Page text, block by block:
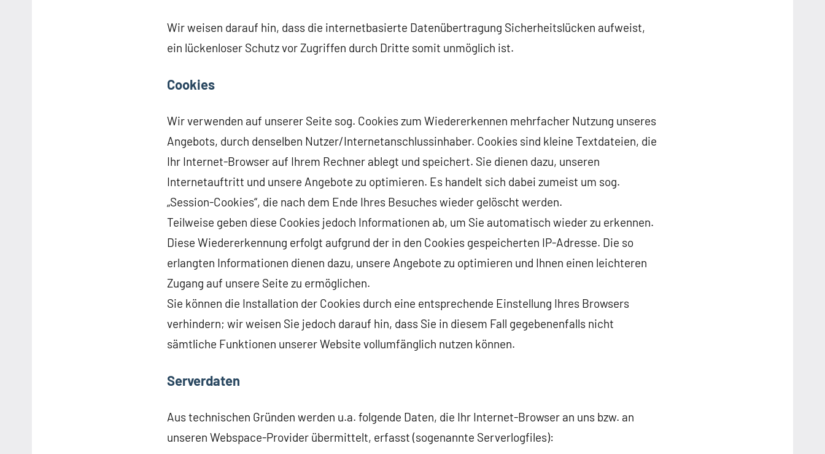
Wir weisen darauf hin, dass die internetbasierte Datenübertragung Sicherheitslücken aufweist,
ein lückenloser Schutz vor Zugriffen durch Dritte somit unmöglich ist.
Cookies
Wir verwenden auf unserer Seite sog. Cookies zum Wiedererkennen mehrfacher Nutzung unseres
Angebots, durch denselben Nutzer/Internetanschlussinhaber. Cookies sind kleine Textdateien, die
Ihr Internet-Browser auf Ihrem Rechner ablegt und speichert. Sie dienen dazu, unseren
Internetauftritt und unsere Angebote zu optimieren. Es handelt sich dabei zumeist um sog.
„Session-Cookies“, die nach dem Ende Ihres Besuches wieder gelöscht werden.
Teilweise geben diese Cookies jedoch Informationen ab, um Sie automatisch wieder zu erkennen.
Diese Wiedererkennung erfolgt aufgrund der in den Cookies gespeicherten IP-Adresse. Die so
erlangten Informationen dienen dazu, unsere Angebote zu optimieren und Ihnen einen leichteren
Zugang auf unsere Seite zu ermöglichen.
Sie können die Installation der Cookies durch eine entsprechende Einstellung Ihres Browsers
verhindern; wir weisen Sie jedoch darauf hin, dass Sie in diesem Fall gegebenenfalls nicht
sämtliche Funktionen unserer Website vollumfänglich nutzen können.
Serverdaten
Aus technischen Gründen werden u.a. folgende Daten, die Ihr Internet-Browser an uns bzw. an
unseren Webspace-Provider übermittelt, erfasst (sogenannte Serverlogfiles):